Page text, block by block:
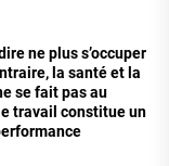
ne plus s’occuper
la santé et la
se fait pas au
travail constitue un